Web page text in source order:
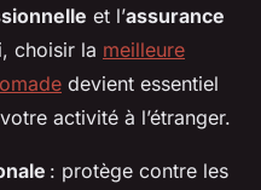
et l’assurance
choisir la meilleure
devient essentiel
activité à l’étranger.
: protège contre les